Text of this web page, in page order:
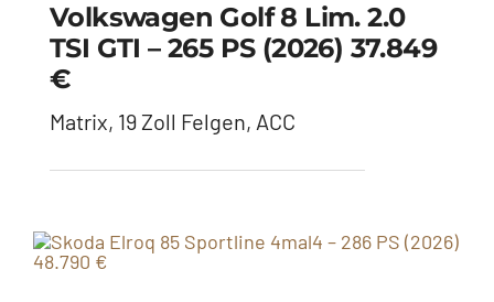
Volkswagen Golf 8 Lim. 2.0
TSI GTI – 265 PS (2026) 37.849
€
Matrix, 19 Zoll Felgen, ACC